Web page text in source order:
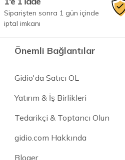
Siparişten sonra 1 gün içinde
iptal imkanı
Önemli Bağlantılar
Gidio'da Satıcı OL
Yatırım & İş Birlikleri
Tedarikçi & Toptancı Olun
gidio.com Hakkında
Bloger